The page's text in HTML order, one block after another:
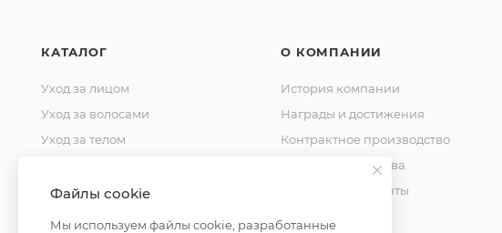
КАТАЛОГ
Уход за лицом
Уход за волосами
Уход за телом
Косметика для мужчин
О КОМПАНИИ
История компании
Награды и достижения
Контрактное производство
Стандарты качества
Уставные документы
Файлы cookie
Мы используем файлы cookie, разработанные